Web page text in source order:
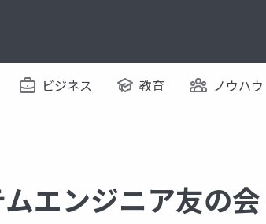
ビジネス 教育 ノウハウ
エンジニア友の